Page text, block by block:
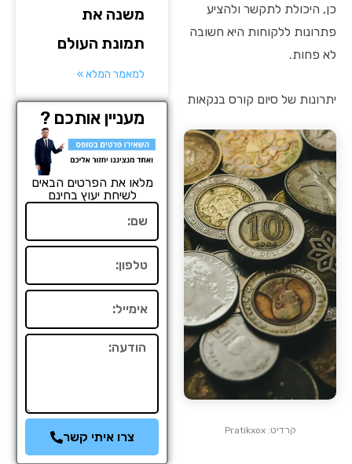
כן, היכולת לתקשר ולהציע
פתרונות ללקוחות היא חשובה
לא פחות.
יתרונות של סיום קורס בנקאות
קרדיט: Pratikxox
משנה את
תמונת העולם
למאמר המלא »
מעניין אותכם ?
מלאו את הפרטים הבאים
לשיחת יעוץ בחינם
הודעה
צרו איתי קשר